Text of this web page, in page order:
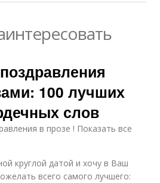
100 лучших
слов
в прозе ! Показать все
круглой датой и хочу в Ваш
всего самого лучшего: